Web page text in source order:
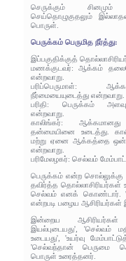
செருக்கும்
செய்தொழுகுதலும்
பொருள்.
பெருக்கம் பெருமித நீர்த்து:
இப்பகுதிக்குத்
மணக்குடவர்: ஆக்கம்
என்றவாறு.
பரிப்பெருமாள்:
நீர்மையையுடைத்து என்றவாறு.
பரிதி: பெருக்கம்
என்றவாறு.
காலிங்கர்:
தன்மையினை உடைத்து.
மற்று ஏனை ஆக்கத்தை
என்றவாறு.
பரிமேலழகர்: செல்வம்
பெருக்கம் என்ற சொல்லுக்கு
தவிர்த்த தொல்லாசிரியர்கள்
செல்வம் எனக் கொண்டார்.
என்றபடி பழைய ஆசிரியர்கள்
இன்றைய
இயல்புடையது', 'செல்வம்
உடையது', 'உயர்வு
'செல்வந்தான் பெருமை
பொருள் உரைத்தனர்.